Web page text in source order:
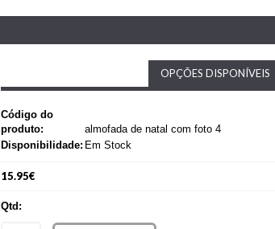
OPÇÕES DISPONÍVEIS
Código do
produto:
almofada de natal com foto 4
Disponibilidade:Em Stock
15.95€
Qtd: